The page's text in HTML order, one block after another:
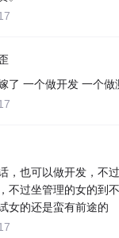
了 一个做开发 一个做
，也可以做开发，不
不过坐管理的女的到
女的还是蛮有前途的